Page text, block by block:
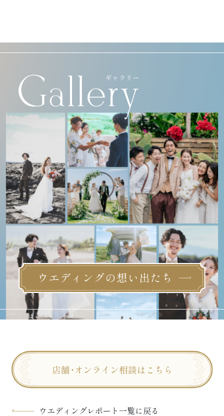
ウエディングレポート一覧に戻る